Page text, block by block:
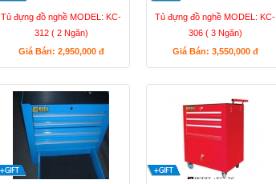
Tủ đựng đồ nghề MODEL: KC-
312 ( 2 Ngăn)
Giá Bán: 2,950,000 đ
Tủ đựng đồ nghề MODEL: KC-
306 ( 3 Ngăn)
Giá Bán: 3,550,000 đ